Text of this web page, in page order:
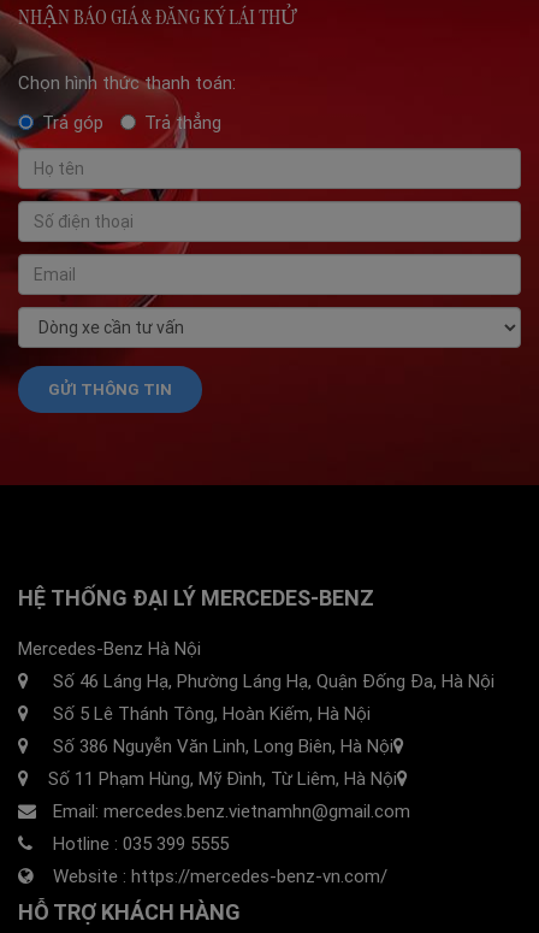
NHẬN BÁO GIÁ & ĐĂNG KÝ LÁI THỬ
Chọn hình thức thanh toán:
Trả góp
Trả thẳng
HỆ THỐNG ĐẠI LÝ MERCEDES-BENZ
Mercedes-Benz Hà Nội
Số 46 Láng Hạ, Phường Láng Hạ, Quận Đống Đa, Hà Nội
Số 5 Lê Thánh Tông, Hoàn Kiếm, Hà Nội
Số 386 Nguyễn Văn Linh, Long Biên, Hà Nội
Số 11 Phạm Hùng, Mỹ Đình, Từ Liêm, Hà Nội
Email: mercedes.benz.vietnamhn@gmail.com
Hotline : 035 399 5555
Website : https://mercedes-benz-vn.com/
HỖ TRỢ KHÁCH HÀNG